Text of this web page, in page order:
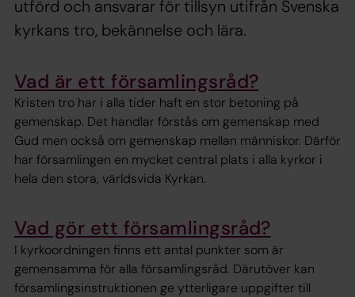
utförd och ansvarar för tillsyn utifrån Svenska
kyrkans tro, bekännelse och lära.
Vad är ett församlingsråd?
Kristen tro har i alla tider haft en stor betoning på
gemenskap. Det handlar förstås om gemenskap med
Gud men också om gemenskap mellan människor. Därför
har församlingen en mycket central plats i alla kyrkor i
hela den stora, världsvida Kyrkan.
Vad gör ett församlingsråd?
I kyrkoordningen finns ett antal punkter som är
gemensamma för alla församlingsråd. Därutöver kan
församlingsinstruktionen ge ytterligare uppgifter till